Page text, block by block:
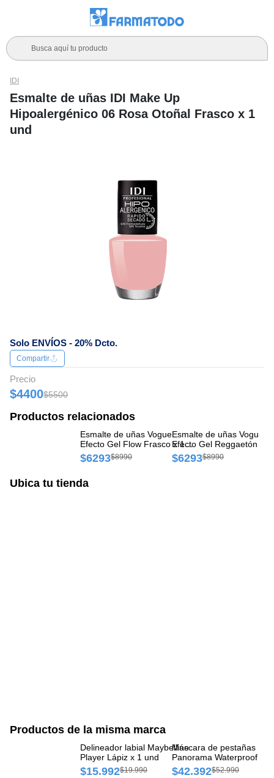
Busca aquí tu producto
Solo ENVÍOS - 20% Dcto.
IDI
Esmalte de uñas IDI Make Up
Hipoalergénico 06 Rosa Otoñal Frasco x 1
und
Compartir
Precio
$4400$5500
Productos relacionados
Esmalte de uñas Vogue
Efecto Gel Flow Frasco x 14
ml
$6293$8990
Esmalte de uñas Vogue
Efecto Gel Reggaetón
x 14 ml
$6293$8990
Ubica tu tienda
Productos de la misma marca
Delineador labial Maybelline
Player Lápiz x 1 und
$15.992$19.990
Máscara de pestañas Vol
Panorama Waterproof
x 1 und
$42.392$52.990